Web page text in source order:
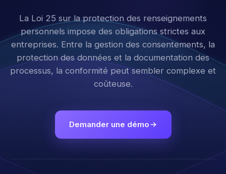
La Loi 25 sur la protection des renseignements
personnels impose des obligations strictes aux
entreprises. Entre la gestion des consentements, la
protection des données et la documentation des
processus, la conformité peut sembler complexe et
coûteuse.
Demander une démo